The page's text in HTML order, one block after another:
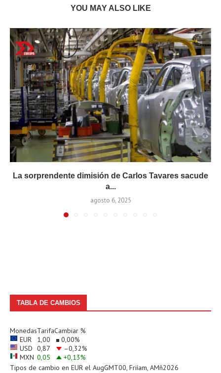
YOU MAY ALSO LIKE
La sorprendente dimisión de Carlos Tavares sacude
a...
agosto 6, 2025
TABLA DE CAMBIOS
MonedasTarifaCambiar %
EUR
1,00 0,00%
USD 0,87 –0,32%
MXN 0,05 +0,13%
Tipos de cambio en EUR el AugGMT00, Friíam, AMñ2026